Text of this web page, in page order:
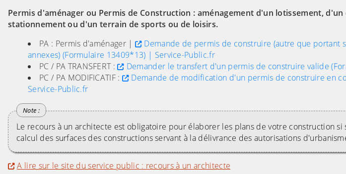
Permis d'aménager ou Permis de Construction : aménagement d'un lotissement,
stationnement ou d'un terrain de sports ou de loisirs.
PA : Permis d'aménager |
Demande de permis de construire (autre que portant
annexes) (Formulaire 13409*13) | Service-Public.fr
PC / PA TRANSFERT :
Demander le transfert d'un permis de construire valide
PC / PA MODIFICATIF :
Demande de modification d'un permis de construire en
Service-Public.fr
Le recours à un architecte est obligatoire pour élaborer les plans de votre construction
calcul des surfaces des constructions servant à la délivrance des autorisations
A lire sur le site du service public : recours à un architecte